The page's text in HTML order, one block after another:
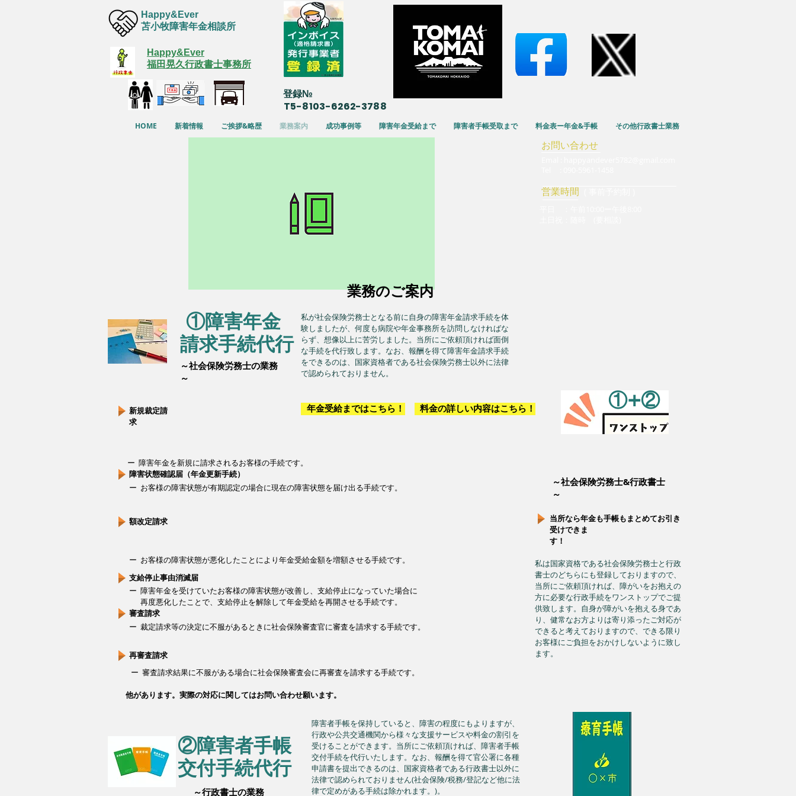
Happy&Ever
苫小牧障害年金相談所
Happy&Ever
福田晃久行政書士事務所
​登録№
T5-8103-6262-3788
HOME 新着情報 ご挨拶&略歴 業務案内 成功事例等 障害年金受給まで 障害者手帳受取まで 料金表ー年金&手帳 その他行政書士業務
​業務のご案内
お問い合わせ
​営業時間
①障害年金
請求手続代行
～社会保険労務士の業務
～
私が社会保険労務士となる前に自身の障害年金請求手続を体
験しましたが、何度も病院や年金事務所を訪問しなければな
らず、想像以上に苦労しました。当所にご依頼頂ければ面倒
な手続を代行致します。なお、報酬を得て障害年金請求手続
をできるのは、国家資格者である社会保険労務士以外に法律
で認められておりません。
新規裁定請
求
ー 障害年金を新規に請求されるお客様の手続です。
障害状態確認届（年金更新手続）
ー お客様の障害状態が有期認定の場合に現在の障害状態を届け出る手続です。
額改定請求
ー お客様の障害状態が悪化したことにより年金受給金額を増額させる手続です。
支給停止事由消滅届
ー 障害年金を受けていたお客様の障害状態が改善し、支給停止になっていた場合に
再度悪化したことで、支給停止を解除して年金受給を再開させる手続です。
審査請求
ー 裁定請求等の決定に不服があるときに社会保険審査官に審査を請求する手続です。
再審査請求
①+②
～社会保険労務士&行政書士
～
当所なら年金も手帳もまとめてお引き
受けできま
す！
私は国家資格である社会保険労務士と行政
書士のどちらにも登録しておりますので、​
当所にご依頼頂ければ、障がいをお抱えの
方に必要な行政手続をワンストップでご提
供致します。自身が障がいを抱える身であ
り、健常なお方よりは寄り添ったご対応が
できると考えておりますので、できる限り
お客様にご負担をおかけしないように致し
ます。
年金受給まではこちら！ 料金の詳しい内容はこちら！
ー 審査請求結果に不服がある場合に社会保険審査会に再審査を請求する手続です。
他があります。実際の対応に関してはお問い合わせ願います。
②障害者手帳
交付手続代行
​障害者手帳を保持していると、障害の程度にもよりますが、
行政や公共交通機関から様々な支援サービスや料金の割引を
受けることができます。​当所にご依頼頂ければ、障害者手帳
交付手続を代行いたします。なお、報酬を得て官公署に​各種
申請書を提出できるのは、国家資格者である行政書士以外に
法律で認められておりません(社会保険/税務/登記など他に法
律で定めがある手続は除かれます。)。
～行政書士の業務